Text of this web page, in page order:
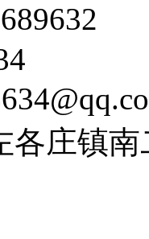
各庄镇